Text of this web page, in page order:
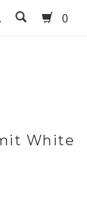
0
White